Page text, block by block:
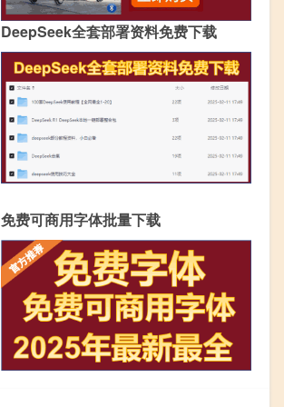
DeepSeek全套部署资料免费下载
免费可商用字体批量下载